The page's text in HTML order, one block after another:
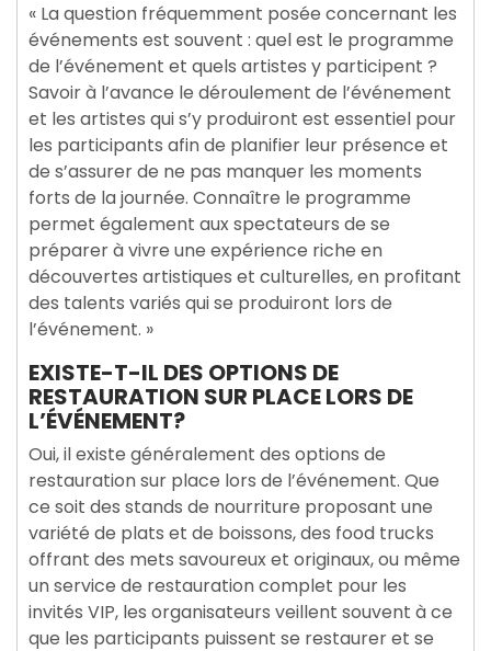
« La question fréquemment posée concernant les
événements est souvent : quel est le programme
de l’événement et quels artistes y participent ?
Savoir à l’avance le déroulement de l’événement
et les artistes qui s’y produiront est essentiel pour
les participants afin de planifier leur présence et
de s’assurer de ne pas manquer les moments
forts de la journée. Connaître le programme
permet également aux spectateurs de se
préparer à vivre une expérience riche en
découvertes artistiques et culturelles, en profitant
des talents variés qui se produiront lors de
l’événement. »
EXISTE-T-IL DES OPTIONS DE
RESTAURATION SUR PLACE LORS DE
L’ÉVÉNEMENT?
Oui, il existe généralement des options de
restauration sur place lors de l’événement. Que
ce soit des stands de nourriture proposant une
variété de plats et de boissons, des food trucks
offrant des mets savoureux et originaux, ou même
un service de restauration complet pour les
invités VIP, les organisateurs veillent souvent à ce
que les participants puissent se restaurer et se